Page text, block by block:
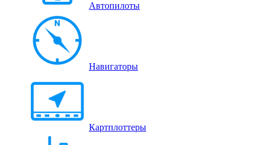
Автопилоты
Навигаторы
Картплоттеры